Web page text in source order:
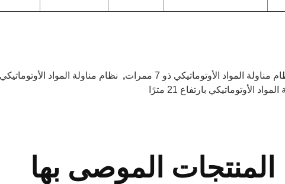
مناولة المواد الأوتوماتيكي ذو 7 ممرات , نظام مناولة المواد الأوتوماتيكي بـ 6
الأوتوماتيكي بارتفاع 21 مترًا
المنتجات الموصى بها